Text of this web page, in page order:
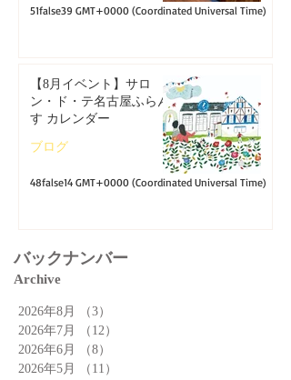
51false39 GMT+0000 (Coordinated Universal Time)
【8月イベント】サロ
ン・ド・テ名古屋ふらん
す カレンダー
ブログ
48false14 GMT+0000 (Coordinated Universal Time)
バックナンバー
Archive
2026年8月 （3）
2026年7月
（12）
2026年6月
（8）
2026年5月
（11）